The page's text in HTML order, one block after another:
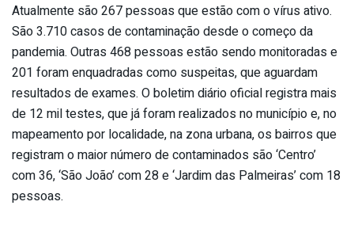
Atualmente são 267 pessoas que estão com o vírus ativo.
São 3.710 casos de contaminação desde o começo da
pandemia. Outras 468 pessoas estão sendo monitoradas e
201 foram enquadradas como suspeitas, que aguardam
resultados de exames. O boletim diário oficial registra mais
de 12 mil testes, que já foram realizados no município e, no
mapeamento por localidade, na zona urbana, os bairros que
registram o maior número de contaminados são ‘Centro’
com 36, ‘São João’ com 28 e ‘Jardim das Palmeiras’ com 18
pessoas.